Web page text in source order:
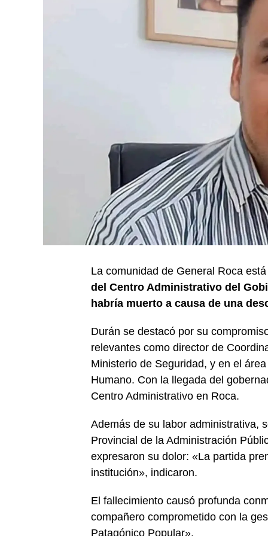
La comunidad de General Roca
del Centro Administrativo del
habría muerto a causa de una
Durán se destacó por su
relevantes como director de
Ministerio de Seguridad, y en el
Humano. Con la llegada del
Centro Administrativo en Roca.
Además de su labor administrativa,
Provincial de la Administración
expresaron su dolor: «La partida
institución», indicaron.
El fallecimiento causó profunda
compañero comprometido con la
Patagónico Popular».